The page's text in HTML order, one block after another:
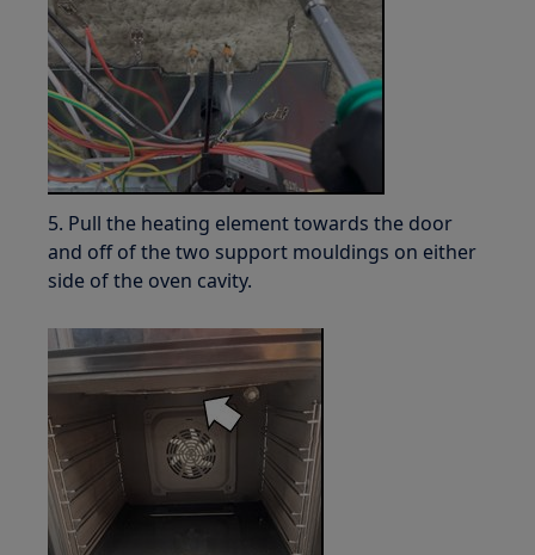
5. Pull the heating element towards the door
and off of the two support mouldings on either
side of the oven cavity.